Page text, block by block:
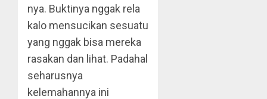
nya. Buktinya nggak rela
kalo mensucikan sesuatu
yang nggak bisa mereka
rasakan dan lihat. Padahal
seharusnya
kelemahannya ini